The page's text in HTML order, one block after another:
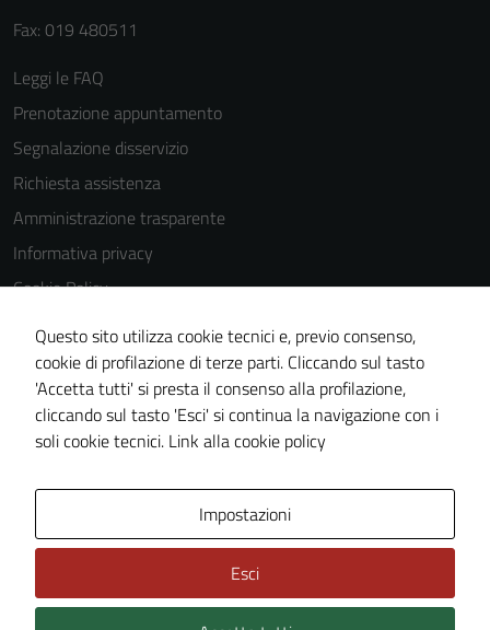
Fax: 019 480511
Leggi le FAQ
Prenotazione appuntamento
Segnalazione disservizio
Richiesta assistenza
Amministrazione trasparente
Informativa privacy
Cookie Policy
Note legali
Dichiarazione di accessibilità
Piano di miglioramento del sito
Statistiche sito web
Questo sito utilizza cookie tecnici e, previo consenso,
cookie di profilazione di terze parti. Cliccando sul tasto
'Accetta tutti' si presta il consenso alla profilazione,
cliccando sul tasto 'Esci' si continua la navigazione con i
soli cookie tecnici. Link alla cookie policy
Impostazioni
Esci